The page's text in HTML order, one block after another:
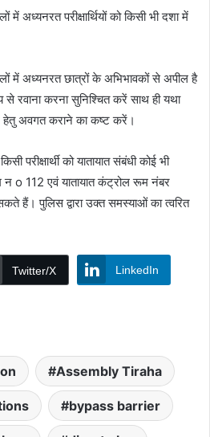
में अध्यनरत परीक्षार्थियों को किसी भी दशा में
में अध्यनरत छात्रों के अभिभावकों से अपील है
से रवाना करना सुनिश्चित करें साथ ही यथा
हेतु अवगत कराने का कष्ट करें।
परीक्षार्थी को यातायात संबंधी कोई भी
न o 112 एवं यातायात कंट्रोल रूम नंबर
हैं। पुलिस द्वारा उक्त समस्याओं का त्वरित
Twitter/X LinkedIn
Assembly Tiraha
bypass barrier